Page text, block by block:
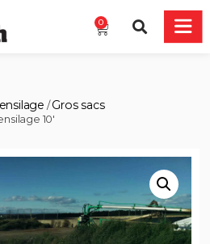
0
/ Gros sacs
10′